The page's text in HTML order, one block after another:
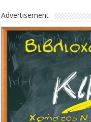
Advertisement